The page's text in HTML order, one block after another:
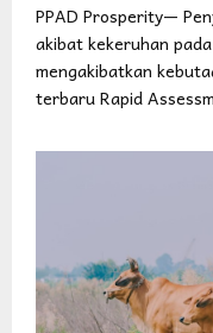
PPAD Prosperity—
akibat kekeruhan
mengakibatkan
terbaru Rapid